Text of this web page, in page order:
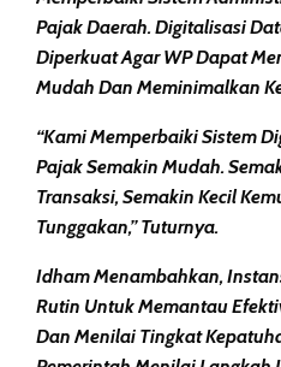
Pajak Daerah. Digitalisasi
Diperkuat Agar WP Dapat
Mudah Dan Meminimalkan
“Kami Memperbaiki Sistem
Pajak Semakin Mudah.
Transaksi, Semakin Kecil
Tunggakan,” Tuturnya.
Idham Menambahkan,
Rutin Untuk Memantau
Dan Menilai Tingkat